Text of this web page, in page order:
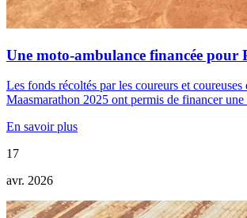
Une moto-ambulance financée pour
Les fonds récoltés par les coureurs et
Maasmarathon 2025 ont permis de financer une
En savoir plus
17
avr. 2026